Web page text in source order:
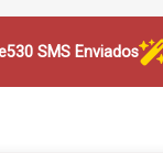
530 SMS Enviados